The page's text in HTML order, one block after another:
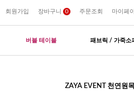
회원가입 장바구니 0 주문조회 마이페
버블 테이블 패브릭 / 가죽소
ZAYA EVENT 천연원